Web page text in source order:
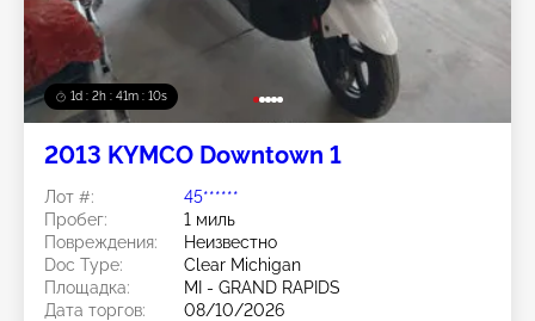
1d : 2h : 41m : 08s
2013 KYMCO Downtown 1
Лот #:
45******
Пробег:
1 миль
Повреждения:
Неизвестно
Doc Type:
Clear Michigan
Площадка:
MI - GRAND RAPIDS
Дата торгов:
08/10/2026